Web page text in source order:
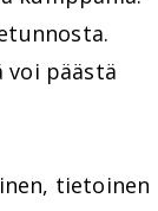
voi päästä
tietoinen